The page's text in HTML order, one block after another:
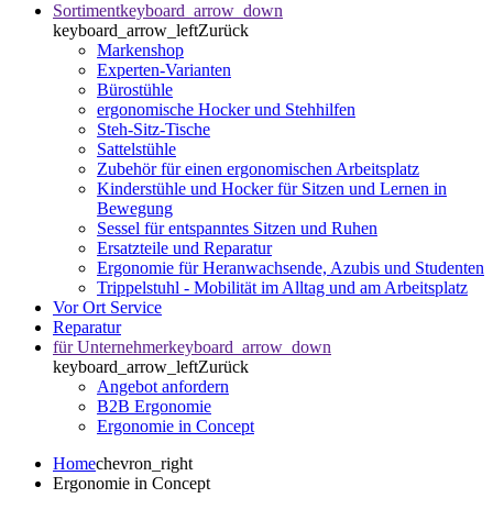
Sortimentkeyboard_arrow_down
keyboard_arrow_leftZurück
Markenshop
Experten-Varianten
Bürostühle
ergonomische Hocker und Stehhilfen
Steh-Sitz-Tische
Sattelstühle
Zubehör für einen ergonomischen Arbeitsplatz
Kinderstühle und Hocker für Sitzen und Lernen in
Bewegung
Sessel für entspanntes Sitzen und Ruhen
Ersatzteile und Reparatur
Ergonomie für Heranwachsende, Azubis und Studenten
Trippelstuhl - Mobilität im Alltag und am Arbeitsplatz
Vor Ort Service
Reparatur
für Unternehmerkeyboard_arrow_down
keyboard_arrow_leftZurück
Angebot anfordern
B2B Ergonomie
Ergonomie in Concept
Homechevron_right
Ergonomie in Concept